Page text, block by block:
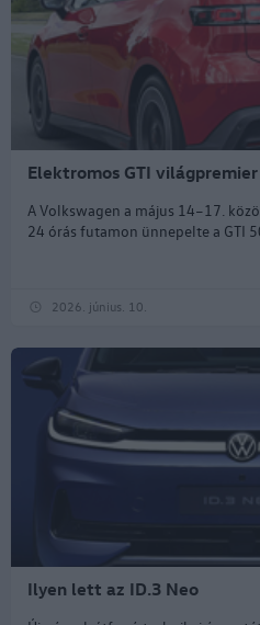
Elektromos GTI
A Volkswagen a május 14–17.
24 órás futamon ünnepelte a GTI
2026. június. 10.
Ilyen lett az ID.3 Neo